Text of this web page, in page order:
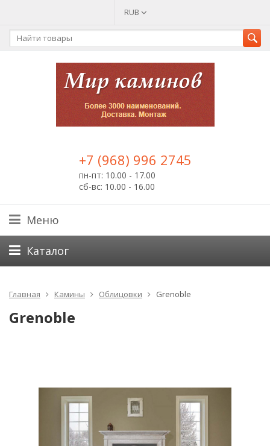
RUB
+7 (968) 996 2745
пн-пт: 10.00 - 17.00
сб-вс: 10.00 - 16.00
Меню
Каталог
Главная Камины Облицовки Grenoble
Grenoble